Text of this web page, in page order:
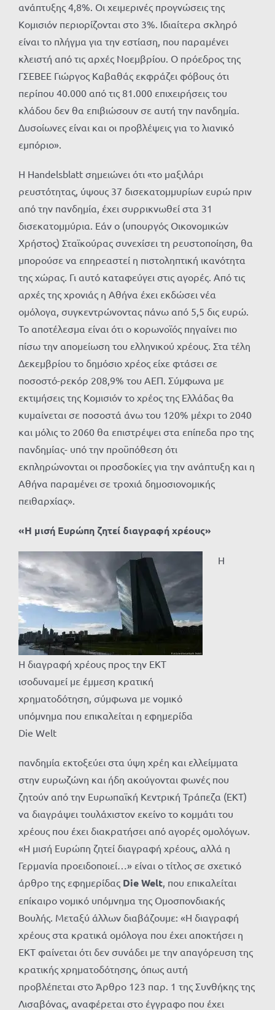
ανάπτυξης 4,8%. Οι χειμερινές προγνώσεις της
Κομισιόν περιορίζονται στο 3%. Ιδιαίτερα σκληρό
είναι το πλήγμα για την εστίαση, που παραμένει
κλειστή από τις αρχές Νοεμβρίου. Ο πρόεδρος της
ΓΣΕΒΕΕ Γιώργος Καβαθάς εκφράζει φόβους ότι
περίπου 40.000 από τις 81.000 επιχειρήσεις του
κλάδου δεν θα επιβιώσουν σε αυτή την πανδημία.
Δυσοίωνες είναι και οι προβλέψεις για το λιανικό
εμπόριο».
Η Handelsblatt σημειώνει ότι «το μαξιλάρι
ρευστότητας, ύψους 37 δισεκατομμυρίων ευρώ πριν
από την πανδημία, έχει συρρικνωθεί στα 31
δισεκατομμύρια. Εάν ο (υπουργός Οικονομικών
Χρήστος) Σταϊκούρας συνεχίσει τη ρευστοποίηση, θα
μπορούσε να επηρεαστεί η πιστοληπτική ικανότητα
της χώρας. Γι αυτό καταφεύγει στις αγορές. Από τις
αρχές της χρονιάς η Αθήνα έχει εκδώσει νέα
ομόλογα, συγκεντρώνοντας πάνω από 5,5 δις ευρώ.
Το αποτέλεσμα είναι ότι ο κορωνοϊός πηγαίνει πιο
πίσω την απομείωση του ελληνικού χρέους. Στα τέλη
Δεκεμβρίου το δημόσιο χρέος είχε φτάσει σε
ποσοστό-ρεκόρ 208,9% του ΑΕΠ. Σύμφωνα με
εκτιμήσεις της Κομισιόν το χρέος της Ελλάδας θα
κυμαίνεται σε ποσοστά άνω του 120% μέχρι το 2040
και μόλις το 2060 θα επιστρέψει στα επίπεδα προ της
πανδημίας- υπό την προϋπόθεση ότι
εκπληρώνονται οι προσδοκίες για την ανάπτυξη και η
Αθήνα παραμένει σε τροχιά δημοσιονομικής
πειθαρχίας».
«Η μισή Ευρώπη ζητεί διαγραφή χρέους»
Η διαγραφή χρέους προς την ΕΚΤ
ισοδυναμεί με έμμεση κρατική
χρηματοδότηση, σύμφωνα με νομικό
υπόμνημα που επικαλείται η εφημερίδα
Die Welt
Η
πανδημία εκτοξεύει στα ύψη χρέη και ελλείμματα
στην ευρωζώνη και ήδη ακούγονται φωνές που
ζητούν από την Ευρωπαϊκή Κεντρική Τράπεζα (ΕΚΤ)
να διαγράψει τουλάχιστον εκείνο το κομμάτι του
χρέους που έχει διακρατήσει από αγορές ομολόγων.
«Η μισή Ευρώπη ζητεί διαγραφή χρέους, αλλά η
Γερμανία προειδοποιεί…» είναι ο τίτλος σε σχετικό
άρθρο της εφημερίδας Die Welt, που επικαλείται
επίκαιρο νομικό υπόμνημα της Ομοσπονδιακής
Βουλής. Μεταξύ άλλων διαβάζουμε: «Η διαγραφή
χρέους στα κρατικά ομόλογα που έχει αποκτήσει η
ΕΚΤ φαίνεται ότι δεν συνάδει με την απαγόρευση της
κρατικής χρηματοδότησης, όπως αυτή
προβλέπεται στο Άρθρο 123 παρ. 1 της Συνθήκης της
Λισαβόνας, αναφέρεται στο έγγραφο που έχει